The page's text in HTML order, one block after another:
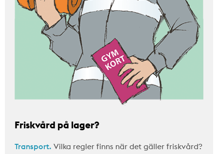
Friskvård på lager?
Transport. Vilka regler finns när det gäller friskvård?